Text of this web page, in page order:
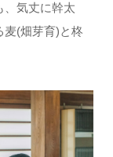
、気丈に幹太
麦(畑芽育)と柊